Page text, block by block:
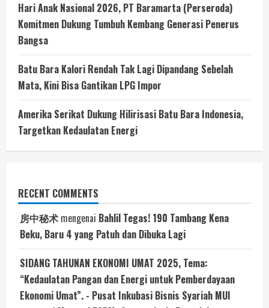
Hari Anak Nasional 2026, PT Baramarta (Perseroda)
Komitmen Dukung Tumbuh Kembang Generasi Penerus
Bangsa
Batu Bara Kalori Rendah Tak Lagi Dipandang Sebelah
Mata, Kini Bisa Gantikan LPG Impor
Amerika Serikat Dukung Hilirisasi Batu Bara Indonesia,
Targetkan Kedaulatan Energi
RECENT COMMENTS
房中秘术 mengenai Bahlil Tegas! 190 Tambang Kena
Beku, Baru 4 yang Patuh dan Dibuka Lagi
SIDANG TAHUNAN EKONOMI UMAT 2025, Tema:
“Kedaulatan Pangan dan Energi untuk Pemberdayaan
Ekonomi Umat”. - Pusat Inkubasi Bisnis Syariah MUI